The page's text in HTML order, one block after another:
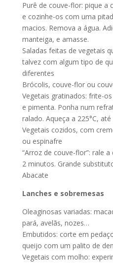
Purê de couve-flor: pique a
e cozinhe-os com uma
macios. Remova a água.
manteiga, e amasse.
Saladas feitas de vegetais
talvez com algum tipo de
diferentes
Brócolis, couve-flor ou
Vegetais gratinados: frite-
e pimenta. Ponha num
ralado. Aqueça a 225°C,
Vegetais cozidos, com
ou espinafre
“Arroz de couve-flor”: rale
2 minutos. Grande
Abacate
Lanches e sobremesas
Oleaginosas variadas:
pará, avelãs, nozes…
Embutidos: corte em
queijo com um palito de
Vegetais com molho: